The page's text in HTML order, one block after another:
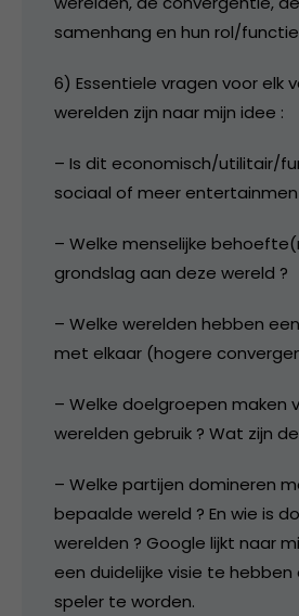
samenhang en hun rol/
6) Essentiele vragen voor elk
werelden zijn naar mijn idee :
– Is dit economisch/utilitair/
sociaal of meer
– Welke menselijke
grondslag aan deze wereld ?
– Welke werelden hebben
met elkaar (hogere
– Welke doelgroepen maken
werelden gebruik ? Wat zijn
– Welke partijen domineren
bepaalde wereld ? En wie is
werelden ? Google lijkt naar
een duidelijke visie te hebben
speler te worden.